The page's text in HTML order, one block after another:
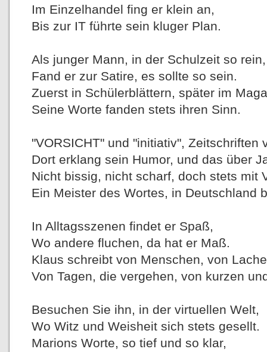
Im Einzelhandel fing er klein an,
Bis zur IT führte sein kluger Plan.
Als junger Mann, in der Schulzeit so rein,
Fand er zur Satire, es sollte so sein.
Zuerst in Schülerblättern, später im
Seine Worte fanden stets ihren Sinn.
"VORSICHT" und "initiativ", Zeitschriften
Dort erklang sein Humor, und das über
Nicht bissig, nicht scharf, doch stets mit
Ein Meister des Wortes, in Deutschland
In Alltagsszenen findet er Spaß,
Wo andere fluchen, da hat er Maß.
Klaus schreibt von Menschen, von
Von Tagen, die vergehen, von kurzen
Besuchen Sie ihn, in der virtuellen Welt,
Wo Witz und Weisheit sich stets gesellt.
Marions Worte, so tief und so klar,